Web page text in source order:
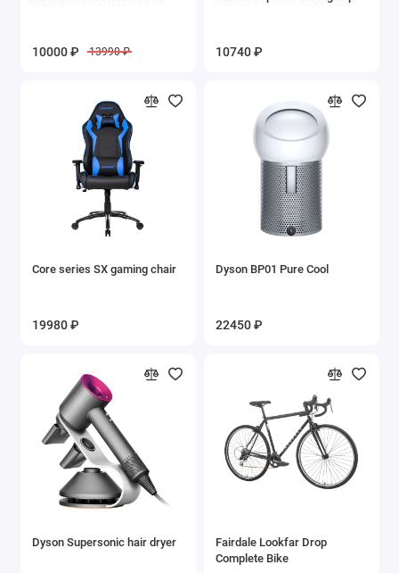
10000 ₽ 13990 ₽ 10740 ₽
Core series SX gaming chair
19980 ₽
Dyson BP01 Pure Cool
22450 ₽
Dyson Supersonic hair dryer
Fairdale Lookfar Drop
Complete Bike